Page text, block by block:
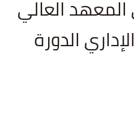
المعهد العالي
الدورة